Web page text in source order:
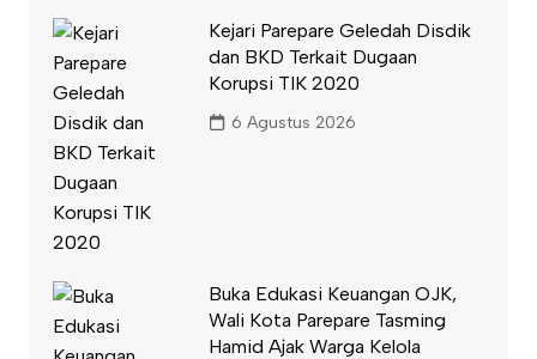
Kejari Parepare Geledah Disdik
dan BKD Terkait Dugaan
Korupsi TIK 2020
6 Agustus 2026
Buka Edukasi Keuangan OJK,
Wali Kota Parepare Tasming
Hamid Ajak Warga Kelola